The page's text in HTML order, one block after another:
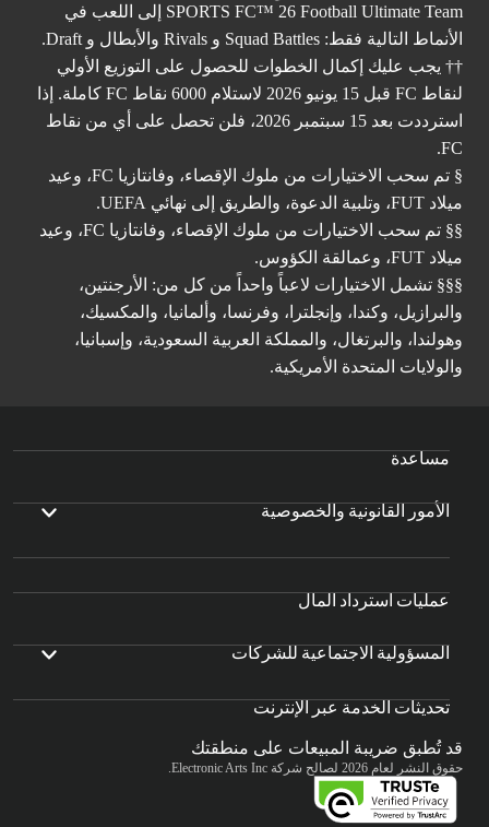
SPORTS FC™ 26 Football Ultimate Team إلى اللعب في
الأنماط التالية فقط: Squad Battles و Rivals والأبطال و Draft.
†† يجب عليك إكمال الخطوات للحصول على التوزيع الأولي
لنقاط FC قبل 15 يونيو 2026 لاستلام 6000 نقاط FC كاملة. إذا
استرددت بعد 15 سبتمبر 2026، فلن تحصل على أي من نقاط
FC.
§ تم سحب الاختيارات من ملوك الإقصاء، وفانتازيا FC، وعيد
ميلاد FUT، وتلبية الدعوة، والطريق إلى نهائي UEFA.
§§ تم سحب الاختيارات من ملوك الإقصاء، وفانتازيا FC، وعيد
ميلاد FUT، وعمالقة الكؤوس.
§§§ تشمل الاختيارات لاعباً واحداً من كل من: الأرجنتين،
والبرازيل، وكندا، وإنجلترا، وفرنسا، وألمانيا، والمكسيك،
وهولندا، والبرتغال، والمملكة العربية السعودية، وإسبانيا،
والولايات المتحدة الأمريكية.
مساعدة
الأمور القانونية والخصوصية
عمليات استرداد المال
المسؤولية الاجتماعية للشركات
تحديثات الخدمة عبر الإنترنت
قد تُطبق ضريبة المبيعات على منطقتك
حقوق النشر لعام 2026 لصالح شركة Electronic Arts Inc.